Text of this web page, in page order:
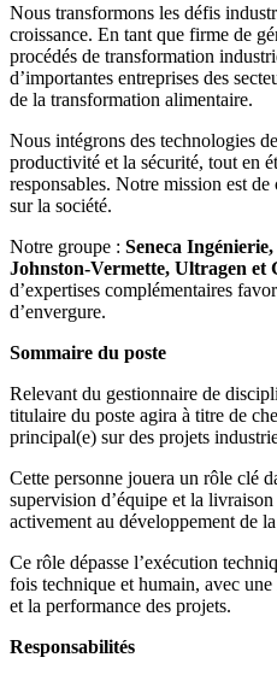
Nous transformons les défis
croissance. En tant que firme de
procédés de transformation
d’importantes entreprises des
de la transformation alimentaire.
Nous intégrons des technologies
productivité et la sécurité, tout en
responsables. Notre mission est
sur la société.
Notre groupe : Seneca
Johnston-Vermette, Ultragen et
d’expertises complémentaires
d’envergure.
Sommaire du poste
Relevant du gestionnaire de
titulaire du poste agira à titre de
principal(e) sur des projets
Cette personne jouera un rôle clé
supervision d’équipe et la
activement au développement de
Ce rôle dépasse l’exécution
fois technique et humain, avec
et la performance des projets.
Responsabilités